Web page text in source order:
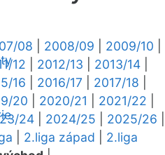
08 2008/09 2009/10
12 2012/13 2013/14
16 2016/17 2017/18
20 2020/21 2021/22
24 2024/25 2025/26
2.liga západ
2.liga